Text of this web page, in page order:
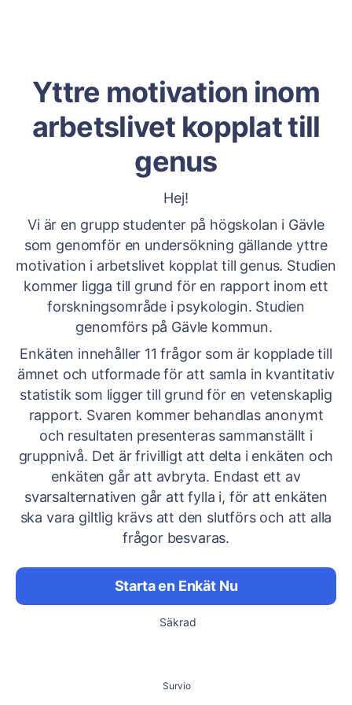
Yttre motivation inom
arbetslivet kopplat till
genus
Hej!
Vi är en grupp studenter på högskolan i Gävle
som genomför en undersökning gällande yttre
motivation i arbetslivet kopplat till genus. Studien
kommer ligga till grund för en rapport inom ett
forskningsområde i psykologin. Studien
genomförs på Gävle kommun.
Enkäten innehåller 11 frågor som är kopplade till
ämnet och utformade för att samla in kvantitativ
statistik som ligger till grund för en vetenskaplig
rapport. Svaren kommer behandlas anonymt
och resultaten presenteras sammanställt i
gruppnivå. Det är frivilligt att delta i enkäten och
enkäten går att avbryta. Endast ett av
svarsalternativen går att fylla i, för att enkäten
ska vara giltlig krävs att den slutförs och att alla
frågor besvaras.
Starta en Enkät Nu
Säkrad
Survio